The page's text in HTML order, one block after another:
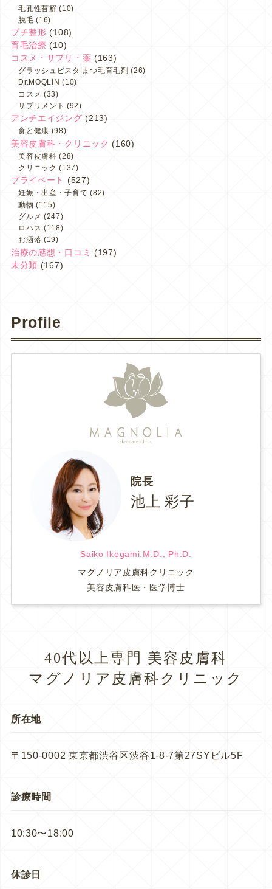
毛孔性苔癬 (10)
脱毛 (16)
プチ整形 (108)
育毛治療 (10)
コスメ・サプリ・薬 (163)
グラッシュビスタ|まつ毛育毛剤 (26)
Dr.MOQLIN (10)
コスメ (33)
サプリメント (92)
アンチエイジング (213)
食と健康 (98)
美容皮膚科・クリニック (160)
美容皮膚科 (28)
クリニック (137)
プライベート (527)
妊娠・出産・子育て (82)
動物 (115)
グルメ (247)
ロハス (118)
お洒落 (19)
治療の感想・口コミ
(197)
未分類 (167)
Profile
院長
池上 彩子
Saiko Ikegami.M.D., Ph.D.
マグノリア皮膚科クリニック
美容皮膚科医・医学博士
40代以上専門 美容皮膚科
マグノリア皮膚科クリニック
所在地
〒150-0002 東京都渋谷区渋谷1-8-7第27SYビル5F
診療時間
10:30〜18:00
休診日